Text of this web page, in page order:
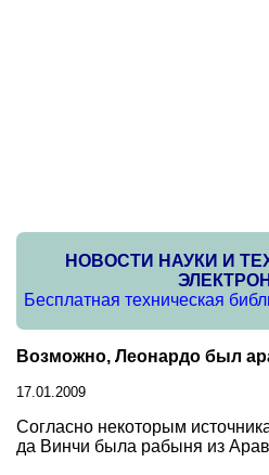
НОВОСТИ НАУКИ И
Бесплатная техническая
Возможно, Леонардо был
17.01.2009
Согласно некоторым
да Винчи была рабыня из